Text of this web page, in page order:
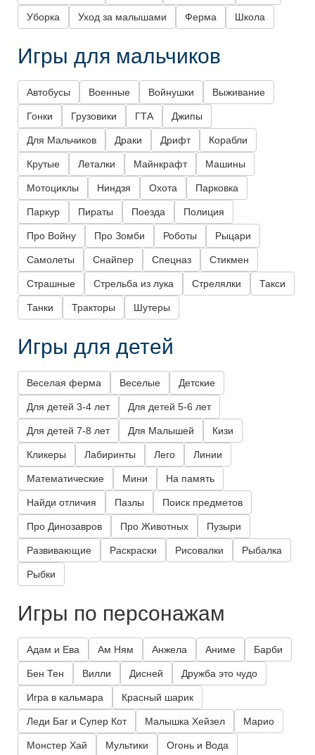
Уборка Уход за малышами Ферма Школа
Игры для мальчиков
Автобусы Военные Войнушки Выживание
Гонки Грузовики ГТА Джипы
Для Мальчиков Драки Дрифт Корабли
Крутые Леталки Майнкрафт Машины
Мотоциклы Ниндзя Охота Парковка
Паркур Пираты Поезда Полиция
Про Войну Про Зомби Роботы Рыцари
Самолеты Снайпер Спецназ Стикмен
Страшные Стрельба из лука Стрелялки Такси
Танки Тракторы Шутеры
Игры для детей
Веселая ферма Веселые Детские
Для детей 3-4 лет Для детей 5-6 лет
Для детей 7-8 лет Для Малышей Кизи
Кликеры Лабиринты Лего Линии
Математические Мини На память
Найди отличия Пазлы Поиск предметов
Про Динозавров Про Животных Пузыри
Развивающие Раскраски Рисовалки Рыбалка
Рыбки
Игры по персонажам
Адам и Ева Ам Ням Анжела Аниме Барби
Бен Тен Вилли Дисней Дружба это чудо
Игра в кальмара Красный шарик
Леди Баг и Супер Кот Малышка Хейзел Марио
Монстер Хай Мультики Огонь и Вода